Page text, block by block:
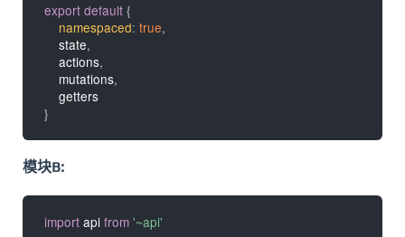
export default {
namespaced: true,
    state
,
    actions
,
    mutations
,
}
模块B:
import api from '~api'